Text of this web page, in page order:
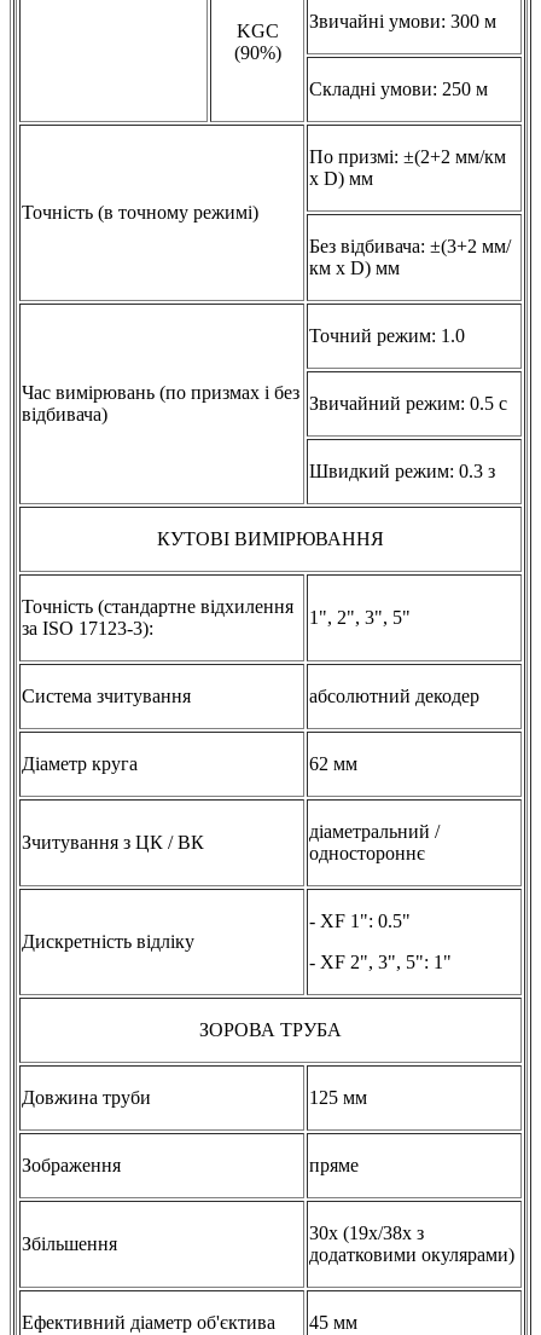
KGC
(90%)
Звичайні умови: 300 м
Складні умови: 250 м
Точність (в точному режимі)
По призмі: ±(2+2 мм/км
х D) мм
Без відбивача: ±(3+2 мм/
км х D) мм
Час вимірювань (по призмах і без
відбивача)
Точний режим: 1.0
Звичайний режим: 0.5 с
Швидкий режим: 0.3 з
КУТОВІ ВИМІРЮВАННЯ
Точність (стандартне відхилення
за ISO 17123-3):
1", 2", 3", 5"
Система зчитування абсолютний декодер
Діаметр круга 62 мм
Зчитування з ЦК / ВК
діаметральний /
одностороннє
Дискретність відліку
- XF 1": 0.5"
- XF 2", 3", 5": 1"
ЗОРОВА ТРУБА
Довжина труби 125 мм
Зображення пряме
Збільшення
30х (19x/38x з
додатковими окулярами)
Ефективний діаметр об'єктива 45 мм